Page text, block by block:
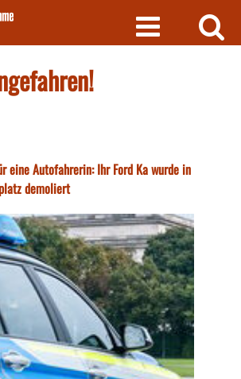
eine Autofahrerin: Ihr Ford Ka wurde in
demoliert